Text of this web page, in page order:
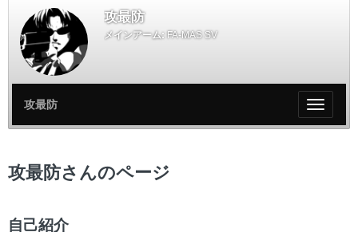
攻最防
メインアーム: FA-MAS SV
My
ペ
攻最防
攻最防さんのページ
自己紹介